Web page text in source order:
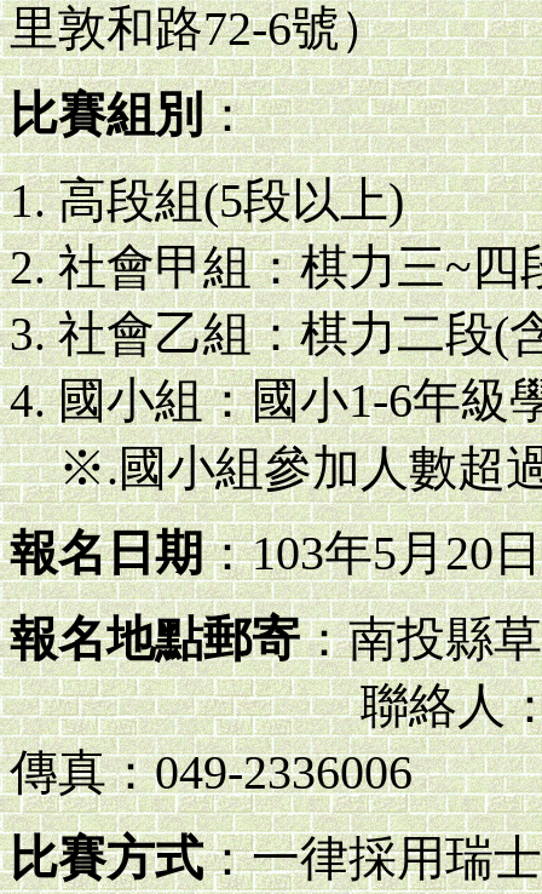
里敦和路72-6號）
比賽組別：
高段組(5段以上)
社會甲組：棋力三~四
社會乙組：棋力二段(
國小組：國小1-6年級
※.國小組參加人數超
報名日期：103年5月20
報名地點郵寄：南投縣
聯絡人：施正
傳真：049-2336006
比賽方式：一律採用瑞